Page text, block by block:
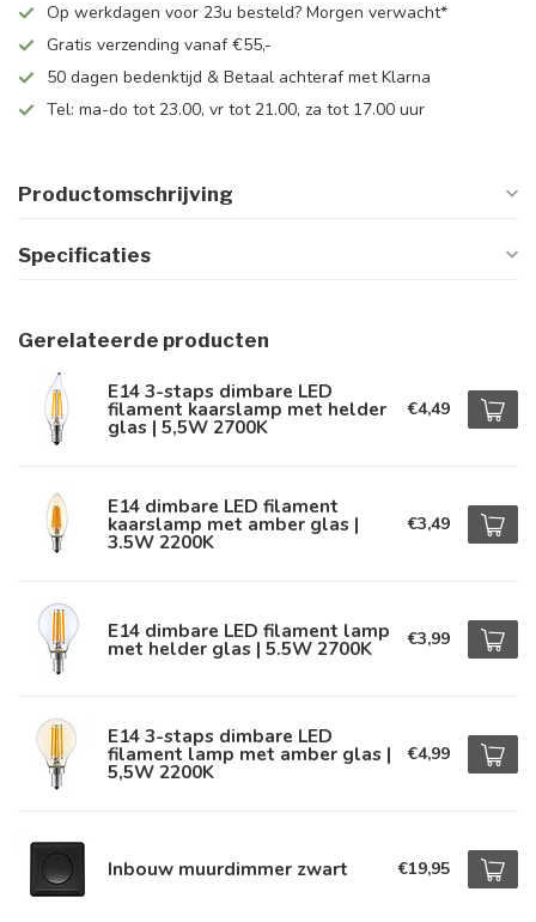
Op werkdagen voor 23u besteld? Morgen verwacht*
Gratis verzending vanaf €55,-
50 dagen bedenktijd & Betaal achteraf met Klarna
Tel: ma-do tot 23.00, vr tot 21.00, za tot 17.00 uur
Productomschrijving
Specificaties
Gerelateerde producten
E14 3-staps dimbare LED
filament kaarslamp met helder
glas | 5,5W 2700K
€4,49
E14 dimbare LED filament
kaarslamp met amber glas |
3.5W 2200K
€3,49
E14 dimbare LED filament lamp
met helder glas | 5.5W 2700K €3,99
E14 3-staps dimbare LED
filament lamp met amber glas |
5,5W 2200K
€4,99
Inbouw muurdimmer zwart €19,95